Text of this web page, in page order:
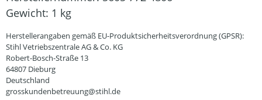
Gewicht: 1 kg
Herstellerangaben gemäß EU-Produktsicherheitsverordnung (GPSR):
Stihl Vetriebszentrale AG & Co. KG
Robert-Bosch-Straße 13
64807 Dieburg
Deutschland
grosskundenbetreuung@stihl.de